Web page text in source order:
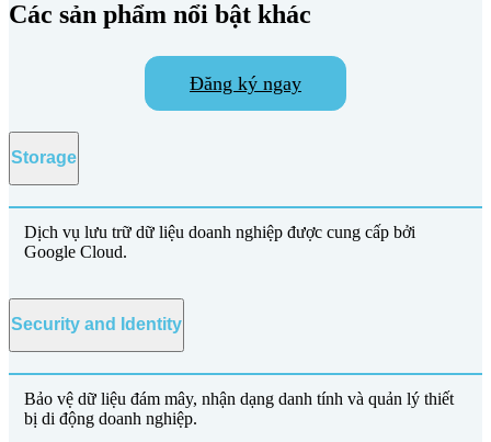
Các sản phẩm nổi bật khác
Đăng ký ngay
Storage
Dịch vụ lưu trữ dữ liệu doanh nghiệp được cung cấp bởi
Google Cloud.
Security and Identity
Bảo vệ dữ liệu đám mây, nhận dạng danh tính và quản lý thiết
bị di động doanh nghiệp.